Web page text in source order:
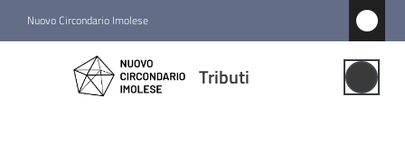
Nuovo Circondario Imolese
Tributi
Tributi
Gestione